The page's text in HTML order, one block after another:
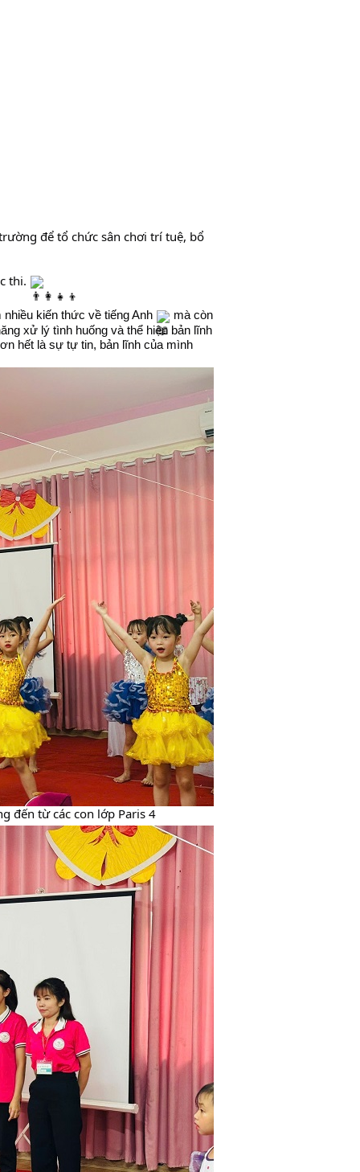
để tổ chức sân chơi trí tuệ, bổ
thi.
kiến thức về tiếng Anh
mà còn
xử lý tình huống và thể hiện bản lĩnh
hết là sự tự tin, bản lĩnh của mình